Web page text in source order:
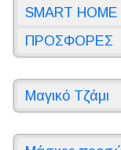
SMART HOME
ΠΡΟΣΦΟΡΕΣ
Μαγικό Τζάμι